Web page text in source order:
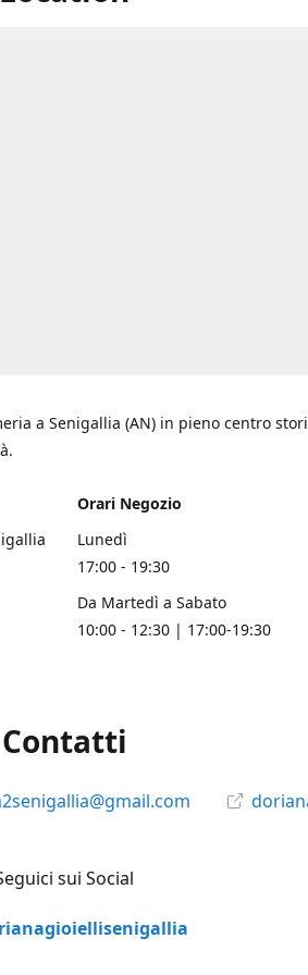
a Senigallia (AN) in pieno centro
Orari Negozio
Lunedì
17:00 - 19:30
Da Martedì a Sabato
10:00 - 12:30 | 17:00-19:30
Contatti
sui Social